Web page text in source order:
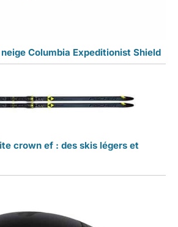
Columbia Expeditionist Shield
crown ef : des skis légers et